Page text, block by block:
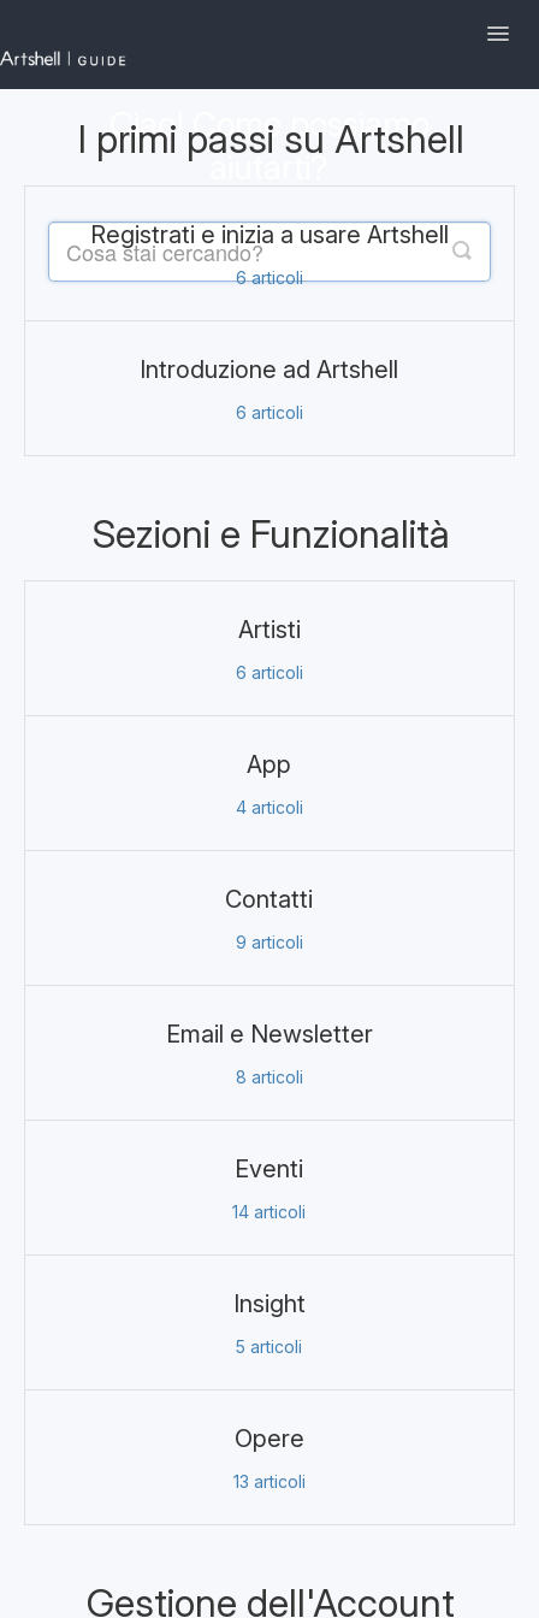
Sezioni e Funzionalità
Gestione dell'Account
Ciao! Come possiamo
I primi passi su Artshell
Registrati e inizia a usare Artshell
6articoli
Introduzione ad Artshell
6 articoli
Sezioni e Funzionalità
Artisti
6 articoli
App
4 articoli
Contatti
9 articoli
Email e Newsletter
8 articoli
Eventi
14 articoli
Insight
5 articoli
Opere
13 articoli
Gestione dell'Account